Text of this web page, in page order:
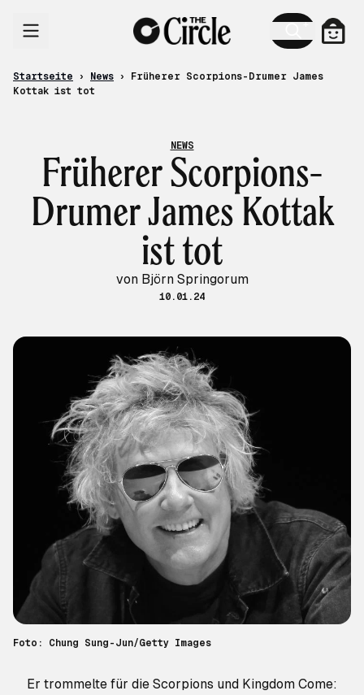
Startseite › News ›
Früherer Scorpions-Drumer James
Kottak ist tot
NEWS
Früherer Scorpions-
Drumer James Kottak
ist tot
von Björn Springorum
10.01.24
Foto: Chung Sung-Jun/Getty Images
Er trommelte für die Scorpions und Kingdom Come: